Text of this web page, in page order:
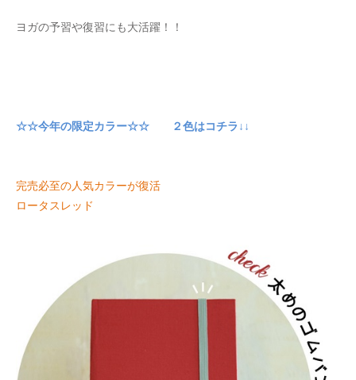
ヨガの予習や復習にも大活躍！！
☆☆今年の限定カラー☆☆ ２色はコチラ↓↓
完売必至の人気カラーが復活
ロータスレッド